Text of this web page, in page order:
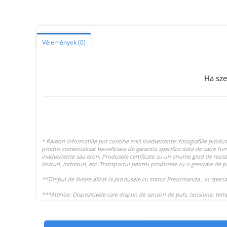
Gadgets tartozék
Vonalkód olvasók
Hordozható elektromos
állomások és napelemek
Napelemek
Vélemények(0)
Ha